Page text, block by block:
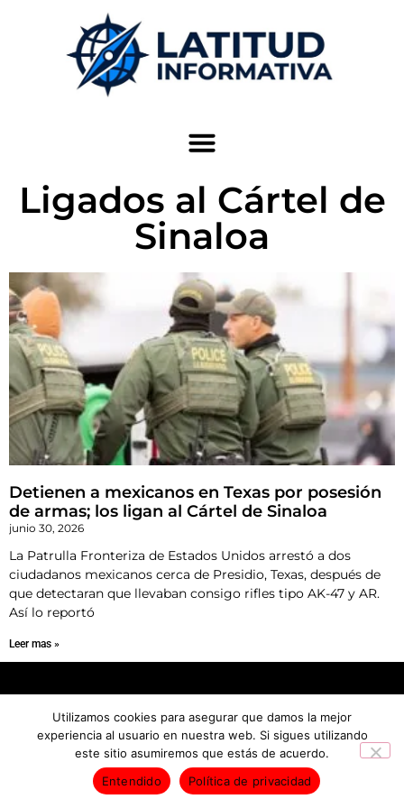
Ligados al Cártel de
Sinaloa
Detienen a mexicanos en Texas por posesión
de armas; los ligan al Cártel de Sinaloa
junio 30, 2026
La Patrulla Fronteriza de Estados Unidos arrestó a dos
ciudadanos mexicanos cerca de Presidio, Texas, después de
que detectaran que llevaban consigo rifles tipo AK-47 y AR.
Así lo reportó
Leer mas »
INICIO
NOTICIAS
Derechos Reservados © 2026
Utilizamos cookies para asegurar que damos la mejor
experiencia al usuario en nuestra web. Si sigues utilizando
este sitio asumiremos que estás de acuerdo.
Entendido
Política de privacidad